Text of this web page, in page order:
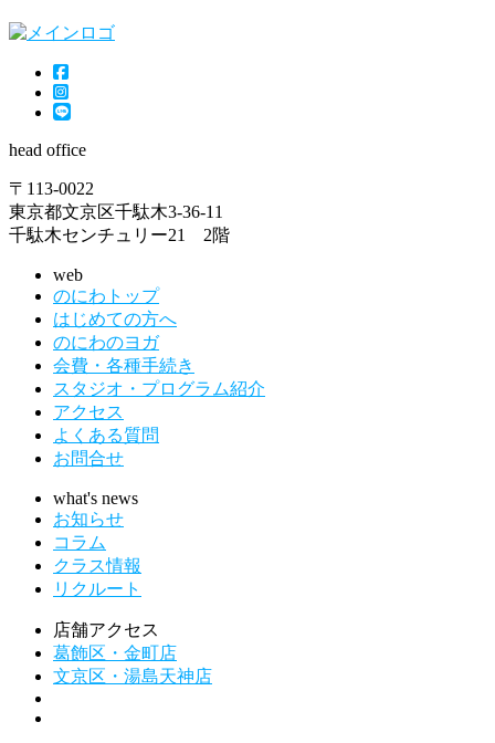
head office
〒113-0022
東京都文京区千駄木3-36-11
千駄木センチュリー21 2階
web
のにわトップ
はじめての方へ
のにわのヨガ
会費・各種手続き
スタジオ・プログラム紹介
アクセス
よくある質問
お問合せ
what's news
お知らせ
コラム
クラス情報
リクルート
店舗アクセス
葛飾区・金町店
文京区・湯島天神店